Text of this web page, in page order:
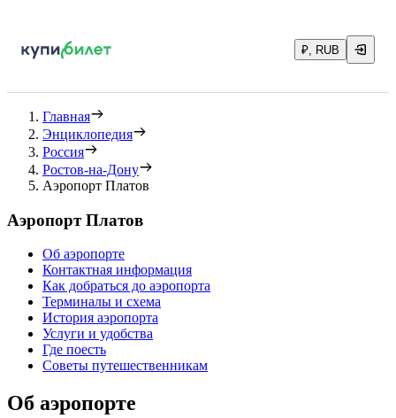
₽, RUB
Главная
Энциклопедия
Россия
Ростов-на-Дону
Аэропорт Платов
Аэропорт Платов
Об аэропорте
Контактная информация
Как добраться до аэропорта
Терминалы и схема
История аэропорта
Услуги и удобства
Где поесть
Советы путешественникам
Об аэропорте